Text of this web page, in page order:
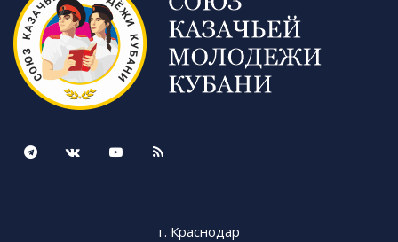
г. Краснодар